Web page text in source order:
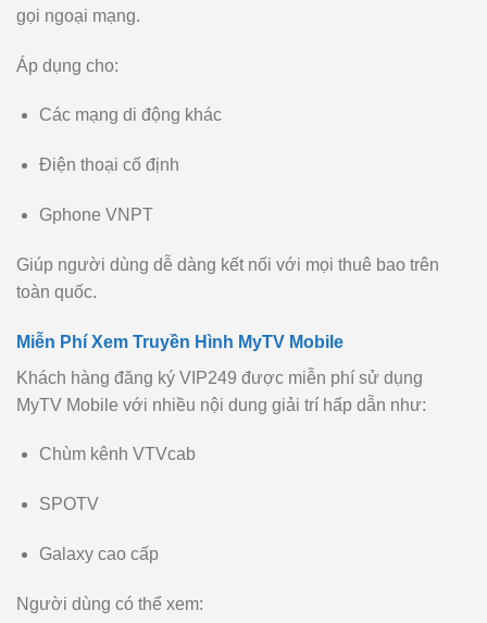
gọi ngoại mạng.
Áp dụng cho:
Các mạng di động khác
Điện thoại cố định
Gphone VNPT
Giúp người dùng dễ dàng kết nối với mọi thuê bao trên
toàn quốc.
Miễn Phí Xem Truyền Hình MyTV Mobile
Khách hàng đăng ký VIP249 được miễn phí sử dụng
MyTV Mobile với nhiều nội dung giải trí hấp dẫn như:
Chùm kênh VTVcab
SPOTV
Galaxy cao cấp
Người dùng có thể xem: